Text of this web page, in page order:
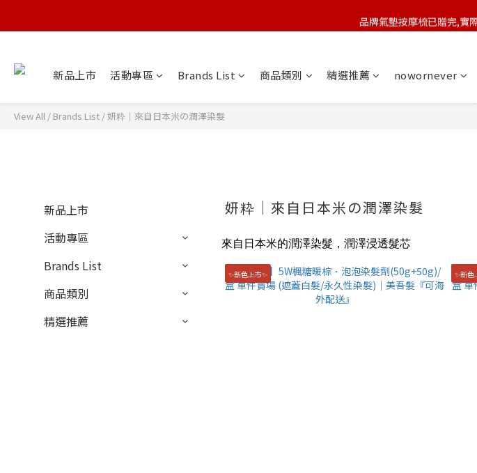
🆕 新會員註冊
品牌氣墊按摩梳已贈完,實
新品上市 活動專區 Brands List 商品類別 精選推薦 nowornever
View All / Brands List /妍粋｜來自日本米の潤澤染髮
新品上市
活動專區
Brands List
商品類別
精選推薦
妍粋｜來自日本米の潤澤染髮
來自日本米的潤澤染髮，潤澤浸透髮芯
✨新色上市✨ ✨新色